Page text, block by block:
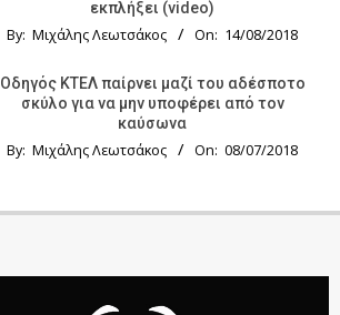
εκπλήξει (video)
By: Μιχάλης Λεωτσάκος On: 14/08/2018
Οδηγός KTΕΛ παίρνει μαζί του αδέσποτο
σκύλο για να μην υποφέρει από τον
καύσωνα
By: Μιχάλης Λεωτσάκος On: 08/07/2018